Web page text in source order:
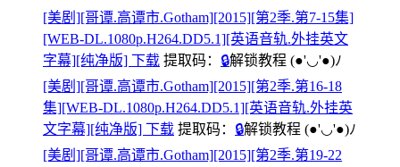
[美剧][哥谭.高谭市.Gotham][2015][第2季.第7-15集]
[WEB-DL.1080p.H264.DD5.1][英语音轨.外挂英文
字幕][纯净版] 下载 提取码： 🔒解锁教程 (●'◡'●)ﾉ
[美剧][哥谭.高谭市.Gotham][2015][第2季.第16-18
集][WEB-DL.1080p.H264.DD5.1][英语音轨.外挂英
文字幕][纯净版] 下载 提取码： 🔒解锁教程 (●'◡'●)ﾉ
[美剧][哥谭.高谭市.Gotham][2015][第2季.第19-22